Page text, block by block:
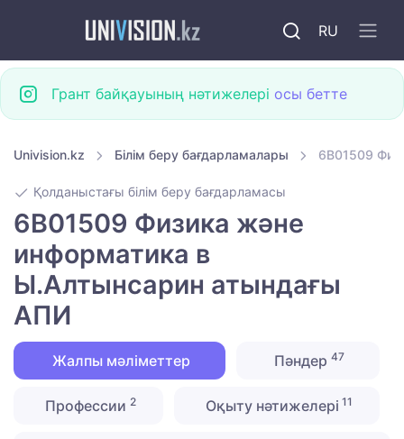
RU
Грант байқауының нәтижелері осы бетте
Univision.kz Білім беру бағдарламалары 6B01509
Қолданыстағы білім беру бағдарламасы
6B01509 Физика және
информатика в
Ы.Алтынсарин атындағы
АПИ
Жалпы мәліметтер Пәндер47
Профессии 2 Оқыту нәтижелері 11